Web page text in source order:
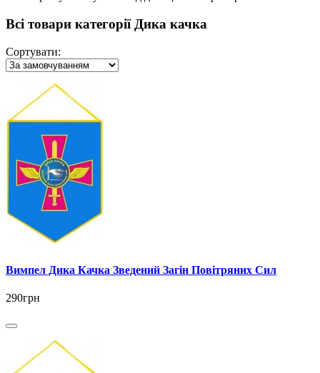
Всі товари категорії Дика качка
Сортувати:
Вимпел Дика Качка Зведений Загін Повітряних Сил
290грн